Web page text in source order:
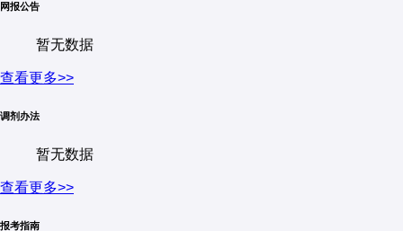
网报公告
暂无数据
查看更多>>
调剂办法
暂无数据
查看更多>>
报考指南